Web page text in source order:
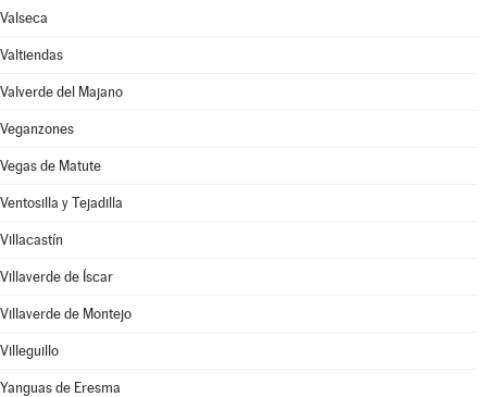
Valseca
Valtiendas
Valverde del Majano
Veganzones
Vegas de Matute
Ventosilla y Tejadilla
Villacastín
Villaverde de Íscar
Villaverde de Montejo
Villeguillo
Yanguas de Eresma